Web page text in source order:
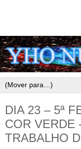
DIA 23 – 5ª
COR VERDE
TRABALHO